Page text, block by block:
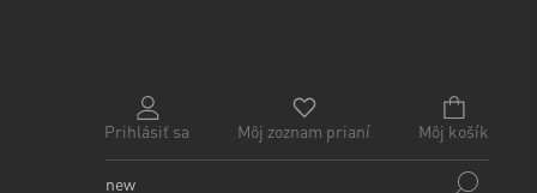
Prihlásiť sa Môj košík
Môj zoznam prianí